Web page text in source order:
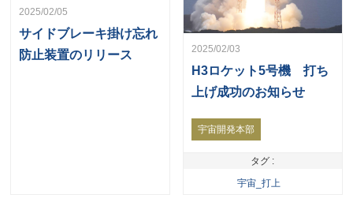
2025/02/05
サイドブレーキ掛け忘れ
防止装置のリリース
2025/02/03
H3ロケット5号機 打ち
上げ成功のお知らせ
宇宙開発本部
タグ :
宇宙_打上